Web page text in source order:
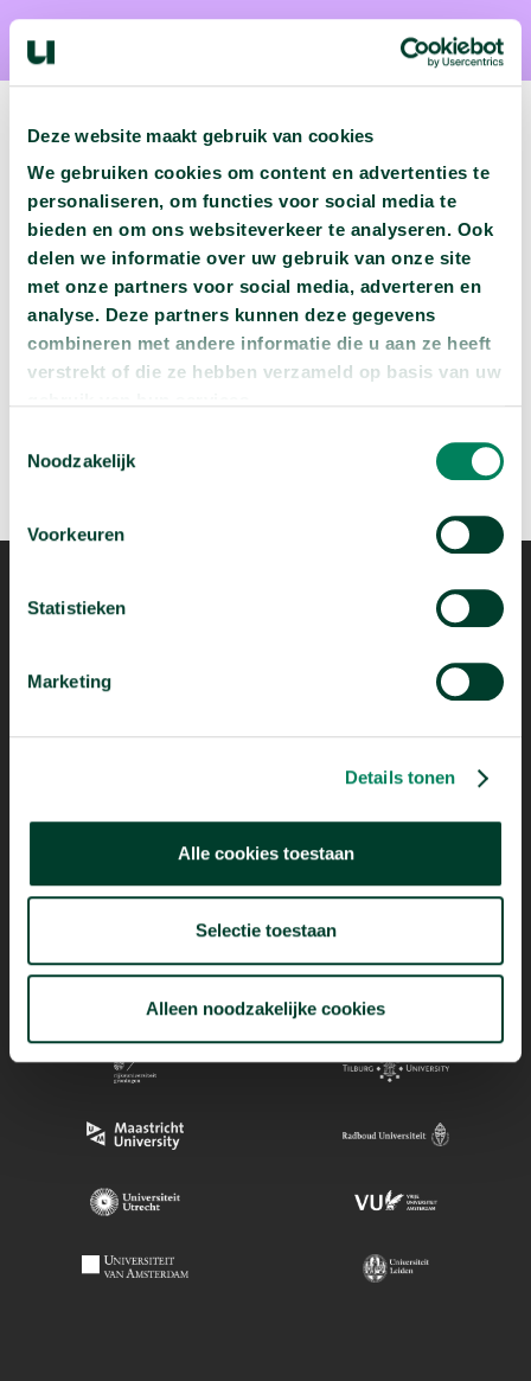
Deze website maakt gebruik van cookies
We gebruiken cookies om content en advertenties te
personaliseren, om functies voor social media te
bieden en om ons websiteverkeer te analyseren. Ook
delen we informatie over uw gebruik van onze site
met onze partners voor social media, adverteren en
analyse. Deze partners kunnen deze gegevens
combineren met andere informatie die u aan ze heeft
verstrekt of die ze hebben verzameld op basis van uw
Noodzakelijk
Voorkeuren
Statistieken
Marketing
Details tonen
Alle cookies toestaan
Selectie toestaan
Alleen noodzakelijke cookies
Volgende podcast:
Wat zijn jouw naam en bsn-nummer waard?
Beluister deze podcast arrow_forward
Mogelijk dankzij